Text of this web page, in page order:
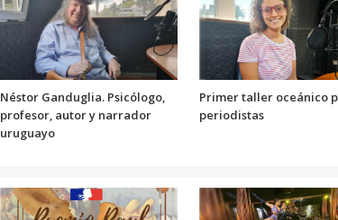
Néstor Ganduglia. Psicólogo,
profesor, autor y narrador
uruguayo
Primer taller oceánico
periodistas